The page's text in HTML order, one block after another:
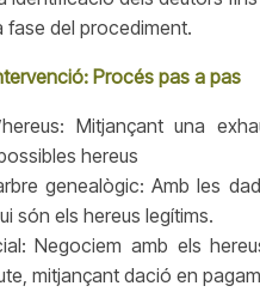
fase del procediment.
Procés pas a pas
Mitjançant una
hereus
genealògic: Amb les
són els hereus legítims.
Negociem amb els
mitjançant dació en